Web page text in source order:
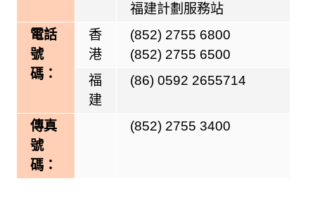
福建計劃服務站
電話
號
碼：
香
港
(852) 2755 6800
(852) 2755 6500
福
建
(86) 0592 2655714
傳真
號
碼：
(852) 2755 3400